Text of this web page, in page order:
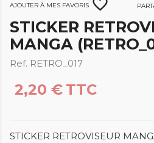
Ajouter à mes favoris favorite_border
STICKER
MANGA
Ref. RETRO_017
2,20 € TTC
STICKER RETROVISEUR